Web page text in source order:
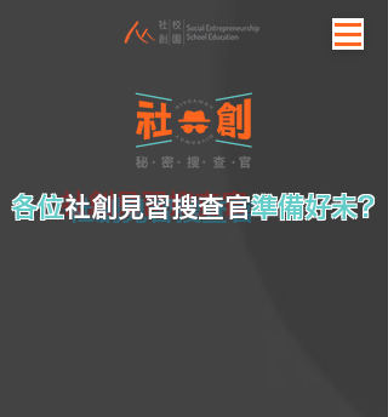
各位社創見習搜查官準備好未？